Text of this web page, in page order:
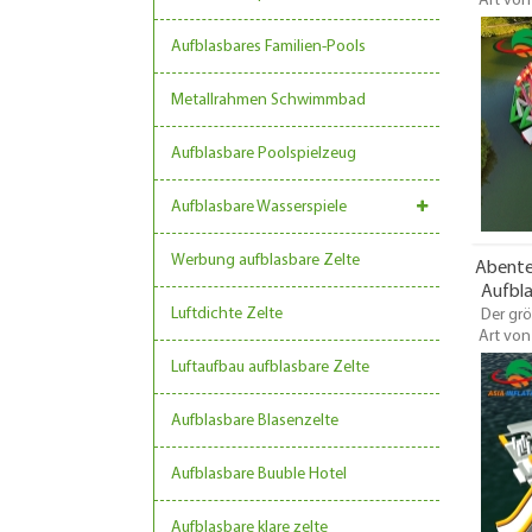
Aufblasbares Familien-Pools
Metallrahmen Schwimmbad
Aufblasbare Poolspielzeug
Aufblasbare Wasserspiele
Werbung aufblasbare Zelte
Luftdichte Zelte
Luftaufbau aufblasbare Zelte
Aufblasbare Blasenzelte
Aufblasbare Buuble Hotel
Aufblasbare klare zelte
großen
Der
Art von
großen